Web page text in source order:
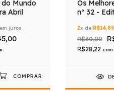
do Mundo
Abril
juros
Os
nº 32 -
2x de R$14,85
R$30,00
R$28,22 com